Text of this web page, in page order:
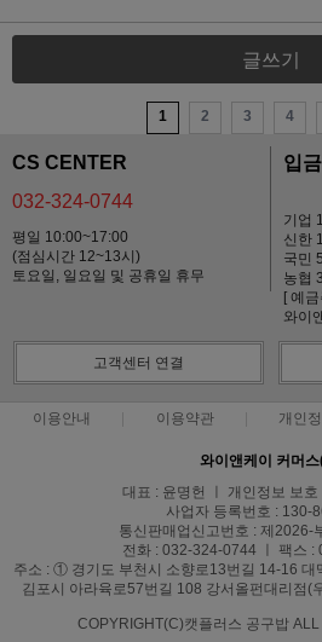
글쓰기
1 2 3 4
CS CENTER
032-324-0744
평일 10:00~17:00
(점심시간 12~13시)
토요일, 일요일 및 공휴일 휴무
입
기업
신한
국민
농협
[ 예
와이
고객센터 연결
이용안내 이용약관 개인
와이앤케이 커머스
대표 : 윤명헌 ㅣ 개인정보 보호
사업자 등록번호 : 130-
통신판매업신고번호 : 제2026-
전화 : 032-324-0744 ㅣ 팩스 :
주소 : ① 경기도 부천시 소향로13번길 14-16 대
김포시 아라육로57번길 108 강서올펀대리점(
COPYRIGHT(C)캣플러스 공구밥